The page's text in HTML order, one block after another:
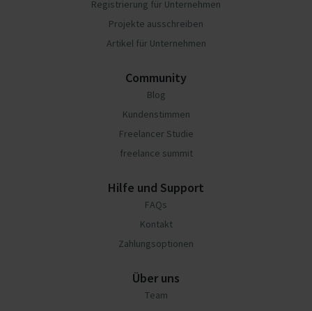
Registrierung für Unternehmen
Projekte ausschreiben
Artikel für Unternehmen
Community
Blog
Kundenstimmen
Freelancer Studie
freelance summit
Hilfe und Support
FAQs
Kontakt
Zahlungsoptionen
Über uns
Team